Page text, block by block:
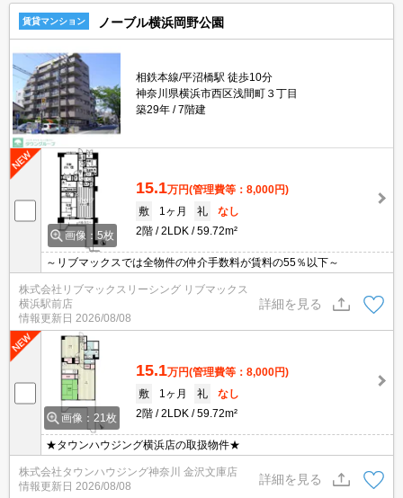
賃貸マンション ノーブル横浜岡野公園
相鉄本線/平沼橋駅 徒歩10分
神奈川県横浜市西区浅間町３丁目
築29年
7階建
画像：5枚
15.1万円(管理費等：8,000円)
敷
1ヶ月 礼
なし
2階
2LDK 59.72m²
～リブマックスでは全物件の仲介手数料が賃料の55％以下～
株式会社リブマックスリーシング リブマックス
横浜駅前店
情報更新日 2026/08/08
詳細を見る
画像：21枚
15.1万円(管理費等：8,000円)
敷
1ヶ月 礼
なし
2階
2LDK 59.72m²
★タウンハウジング横浜店の取扱物件★
株式会社タウンハウジング神奈川 金沢文庫店
情報更新日 2026/08/08
詳細を見る